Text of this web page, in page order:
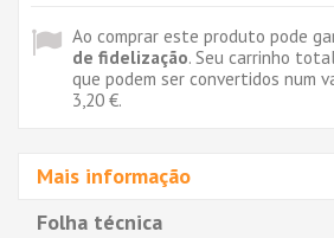
Ao comprar este produto pode
de fidelização. Seu carrinho
que podem ser convertidos num
3,20 €.
Mais informação
Folha técnica